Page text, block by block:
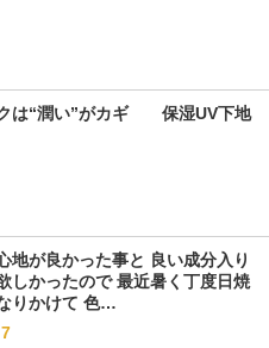
は“潤い”がカギ　　保湿UV下地
地が良かった事と 良い成分入り
しかったので 最近暑く丁度日焼
りかけて 色…
7